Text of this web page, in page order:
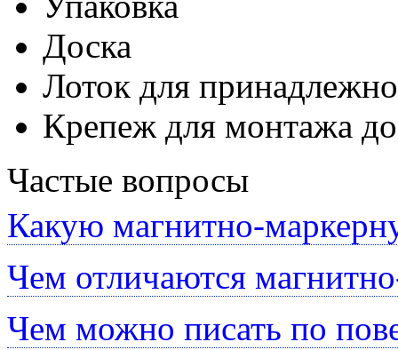
Доска
Лоток для
Крепеж для монтажа
Частые вопросы
Какую магнитно-
Чем отличаются
Чем можно писать по